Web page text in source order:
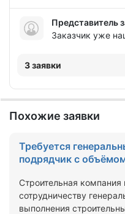
Представитель
Заказчик уже
3 заявки
Похожие заявки
Требуется
подрядчик с
Строительная компания
сотрудничеству
выполнения